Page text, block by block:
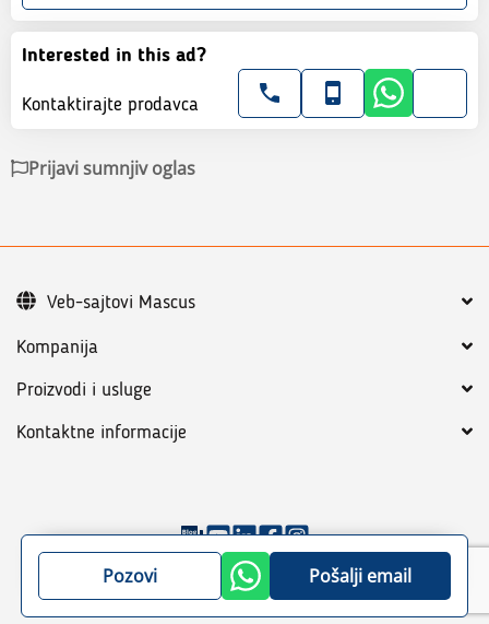
Interested in this ad?
Kontaktirajte prodavca
Prijavi sumnjiv oglas
Kompanija
Proizvodi i usluge
Kontaktne informacije
Mascus Opšta pravila
Pravila o privatnosti
Mapa sajta za strojeve i vozila
Veb-sajtovi Mascus
Pozovi Pošalji email